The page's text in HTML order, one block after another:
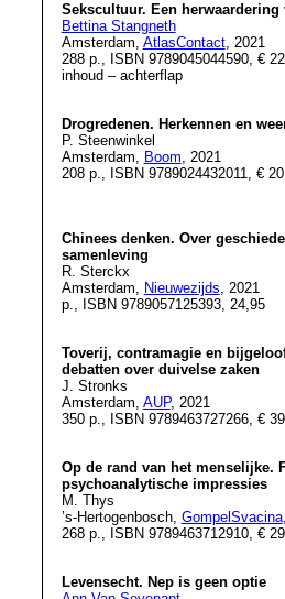
Sekscultuur. Een herwaardering
Bettina Stangneth
Amsterdam, AtlasContact, 2021
288 p., ISBN 9789045044590, €
inhoud – achterflap
Drogredenen. Herkennen en
P. Steenwinkel
Amsterdam, Boom, 2021
208 p., ISBN 9789024432011, €
Chinees denken. Over
samenleving
R. Sterckx
Amsterdam, Nieuwezijds, 2021
p., ISBN 9789057125393, 24,95
Toverij, contramagie en
debatten over duivelse zaken
J. Stronks
Amsterdam, AUP, 2021
350 p., ISBN 9789463727266, €
Op de rand van het menselijke.
psychoanalytische impressies
M. Thys
’s-Hertogenbosch, GompelSvacina
268 p., ISBN 9789463712910, €
Levensecht. Nep is geen optie